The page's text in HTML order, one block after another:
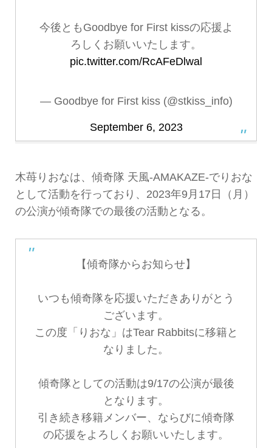
今後ともGoodbye for First kissの応援よ
ろしくお願いいたします。
pic.twitter.com/RcAFeDlwal
— Goodbye for First kiss (@stkiss_info)
September 6, 2023
木苺りおなは、傾奇隊 天風-AMAKAZE-でりおな
として活動を行っており、2023年9月17日（月）
の公演が傾奇隊での最後の活動となる。
【傾奇隊からお知らせ】
いつも傾奇隊を応援いただきありがとう
ございます。
この度「りおな」はTear Rabbitsに移籍と
なりました。
傾奇隊としての活動は9/17の公演が最後
となります。
引き続き移籍メンバー、ならびに傾奇隊
の応援をよろしくお願いいたします。